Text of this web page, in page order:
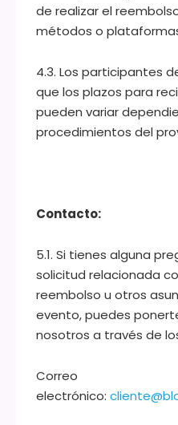
de realizar el
métodos o
4.3. Los participantes
que los plazos para
pueden variar
procedimientos del
Contacto:
5.1. Si tienes alguna
solicitud relacionada
reembolso u otros
evento, puedes
nosotros a través de
Correo
electrónico: